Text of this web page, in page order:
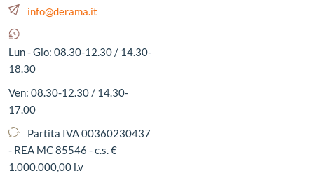
info@derama.it
Lun - Gio: 08.30-12.30 / 14.30-
18.30
Ven: 08.30-12.30 / 14.30-
17.00
Partita IVA 00360230437
- REA MC 85546 - c.s. €
1.000.000,00 i.v